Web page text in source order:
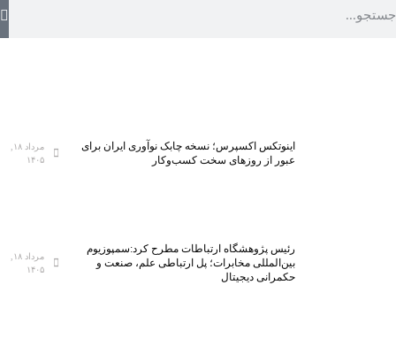
اینوتکس اکسپرس؛ نسخه چابک نوآوری ایران برای
عبور از روزهای سخت کسب‌وکار
مرداد ۱۸,
۱۴۰۵
رئیس پژوهشگاه ارتباطات مطرح کرد:سمپوزیوم
بین‌المللی مخابرات؛ پل ارتباطی علم، صنعت و
حکمرانی دیجیتال
مرداد ۱۸,
۱۴۰۵